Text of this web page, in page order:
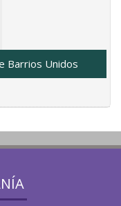
Barrios Unidos